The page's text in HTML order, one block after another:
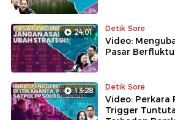
24:01 Detik Sore
Video:
Pasar
13:28 Detik Sore
Video: Perkara
Trigger